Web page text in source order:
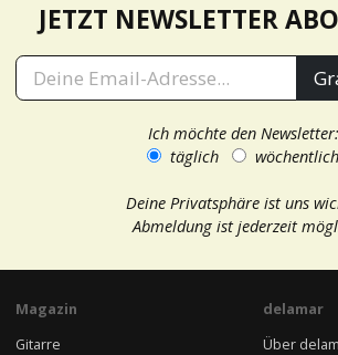
JETZT NEWSLETTER
Ich möchte den Newsletter:
täglich
wöchentlich
Deine Privatsphäre ist uns
Abmeldung ist jederzeit
Magazin
Gitarre
delamar
Über